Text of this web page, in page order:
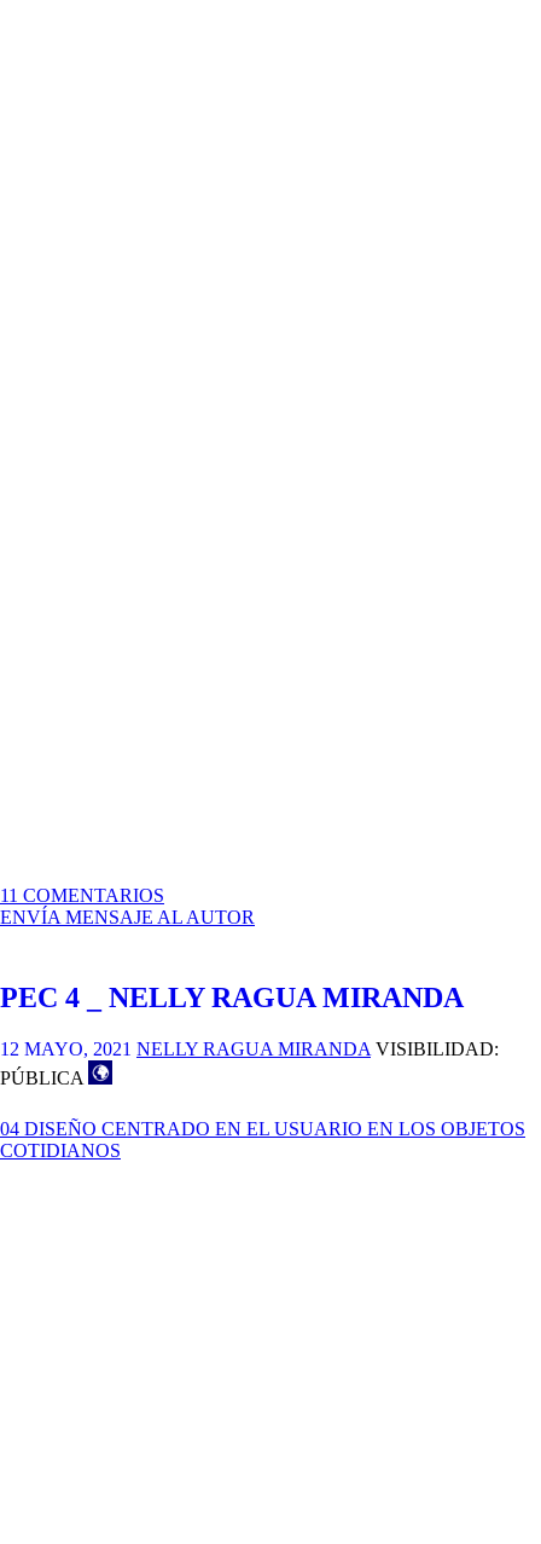
11 COMENTARIOS
PEC
ENVÍA MENSAJE AL AUTOR
PEC 4 _ NELLY RAGUA MIRANDA
12 MAYO, 2021 NELLY RAGUA MIRANDA VISIBILIDAD:
PÚBLICA
04 DISEÑO CENTRADO EN EL USUARIO EN LOS OBJETOS
COTIDIANOS